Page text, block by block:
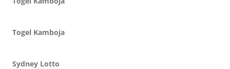
Togel Kamboja
Sydney Lotto